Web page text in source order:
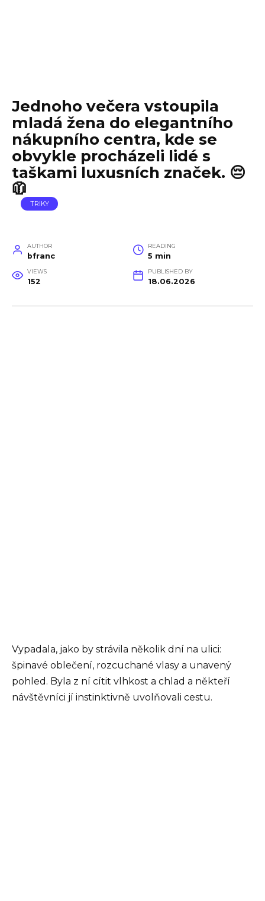
Jednoho večera vstoupila
mladá žena do elegantního
nákupního centra, kde se
obvykle procházeli lidé s
taškami luxusních značek. 😔
🧥
TRIKY
AUTHOR
bfranc
READING
5 min
VIEWS
152
PUBLISHED BY
18.06.2026
Vypadala, jako by strávila několik dní na ulici:
špinavé oblečení, rozcuchané vlasy a unavený
pohled. Byla z ní cítit vlhkost a chlad a někteří
návštěvníci jí instinktivně uvolňovali cestu.